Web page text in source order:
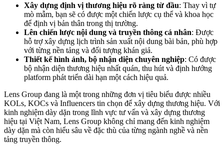
Xây dựng định vị thương hiệu rõ ràng từ đầu: Thay vì tự
mò mẫm, bạn sẽ có được một chiến lược cụ thể và khoa học
để định vị bản thân trong thị trường.
Lên chiến lược nội dung và truyền thông cá nhân: Được
hỗ trợ xây dựng lịch trình sản xuất nội dung bài bản, phù hợp
với từng nền tảng và đối tượng khán giả.
Thiết kế hình ảnh, bộ nhận diện chuyên nghiệp: Có được
bộ nhận diện thương hiệu nhất quán, thu hút và định hướng
platform phát triển dài hạn một cách hiệu quả.
Lens Group đang là một trong những đơn vị tiêu biểu được nhiều
KOLs, KOCs và Influencers tin chọn để xây dựng thương hiệu. Với
kinh nghiệm dày dặn trong lĩnh vực tư vấn và xây dựng thương
hiệu tại Việt Nam, Lens Group không chỉ mang đến kinh nghiệm
dày dặn mà còn hiểu sâu về đặc thù của từng ngành nghề và nền
tảng truyền thông.